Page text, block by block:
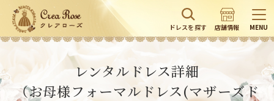
ドレスを探す 店舗情報 MENU
レンタルドレス詳細
（お母様フォーマルドレス(マザーズド